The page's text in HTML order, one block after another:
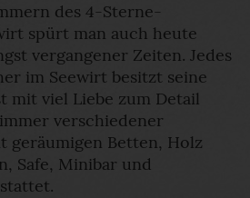
des 4-Sterne-
spürt man auch heute
vergangener Zeiten. Jedes
im Seewirt besitzt seine
mit viel Liebe zum Detail
verschiedener
geräumigen Betten, Holz
Safe, Minibar und